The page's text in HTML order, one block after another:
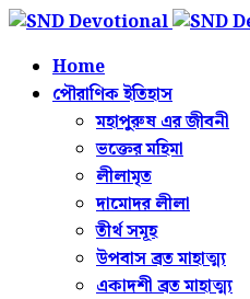
Home
পৌরাণিক ইতিহাস
মহাপুরুষ এর জীবনী
ভক্তের মহিমা
লীলামৃত
দামোদর লীলা
তীর্থ সমূহ
উপবাস ব্রত মাহাত্ম্য
একাদশী ব্রত মাহাত্ম্য